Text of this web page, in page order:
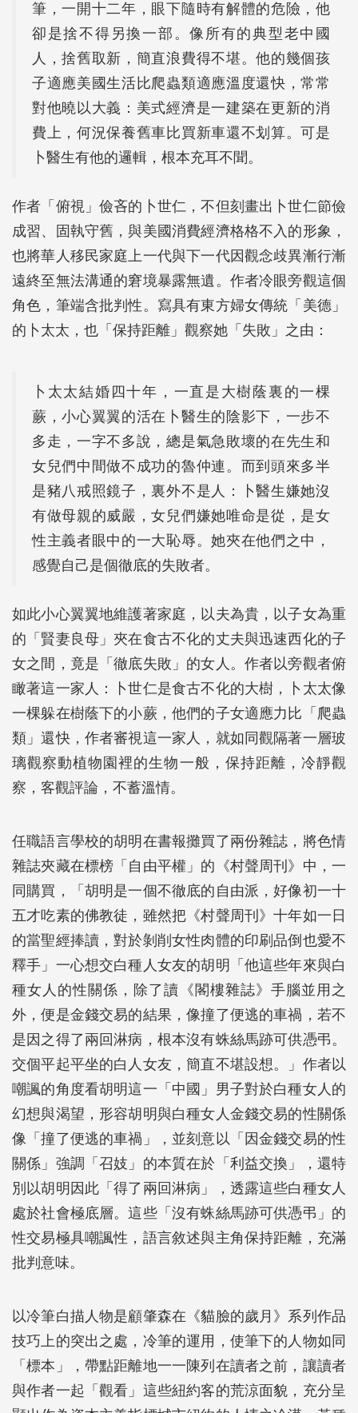
筆，一開十二年，眼下隨時有解體的危險，他
卻是捨不得另換一部。像所有的典型老中國
人，捨舊取新，簡直浪費得不堪。他的幾個孩
子適應美國生活比爬蟲類適應溫度還快，常常
對他曉以大義：美式經濟是一建築在更新的消
費上，何況保養舊車比買新車還不划算。可是
卜醫生有他的邏輯，根本充耳不聞。
作者「俯視」儉吝的卜世仁，不但刻畫出卜世仁節儉
成習、固執守舊，與美國消費經濟格格不入的形象，
也將華人移民家庭上一代與下一代因觀念歧異漸行漸
遠終至無法溝通的窘境暴露無遺。作者冷眼旁觀這個
角色，筆端含批判性。寫具有東方婦女傳統「美德」
的卜太太，也「保持距離」觀察她「失敗」之由：
卜太太結婚四十年，一直是大樹蔭裏的一棵
蕨，小心翼翼的活在卜醫生的陰影下，一步不
多走，一字不多說，總是氣急敗壞的在先生和
女兒們中間做不成功的魯仲連。而到頭來多半
是豬八戒照鏡子，裏外不是人：卜醫生嫌她沒
有做母親的威嚴，女兒們嫌她唯命是從，是女
性主義者眼中的一大恥辱。她夾在他們之中，
感覺自己是個徹底的失敗者。
如此小心翼翼地維護著家庭，以夫為貴，以子女為重
的「賢妻良母」夾在食古不化的丈夫與迅速西化的子
女之間，竟是「徹底失敗」的女人。作者以旁觀者俯
瞰著這一家人：卜世仁是食古不化的大樹，卜太太像
一棵躲在樹蔭下的小蕨，他們的子女適應力比「爬蟲
類」還快，作者審視這一家人，就如同觀隔著一層玻
璃觀察動植物園裡的生物一般，保持距離，冷靜觀
察，客觀評論，不蓄溫情。
任職語言學校的胡明在書報攤買了兩份雜誌，將色情
雜誌夾藏在標榜「自由平權」的《村聲周刊》中，一
同購買，「胡明是一個不徹底的自由派，好像初一十
五才吃素的佛教徒，雖然把《村聲周刊》十年如一日
的當聖經捧讀，對於剝削女性肉體的印刷品倒也愛不
釋手」一心想交白種人女友的胡明「他這些年來與白
種女人的性關係，除了讀《閣樓雜誌》手腦並用之
外，便是金錢交易的結果，像撞了便逃的車禍，若不
是因之得了兩回淋病，根本沒有蛛絲馬跡可供憑弔。
交個平起平坐的白人女友，簡直不堪設想。」作者以
嘲諷的角度看胡明這一「中國」男子對於白種女人的
幻想與渴望，形容胡明與白種女人金錢交易的性關係
像「撞了便逃的車禍」，並刻意以「因金錢交易的性
關係」強調「召妓」的本質在於「利益交換」，還特
別以胡明因此「得了兩回淋病」，透露這些白種女人
處於社會極底層。這些「沒有蛛絲馬跡可供憑弔」的
性交易極具嘲諷性，語言敘述與主角保持距離，充滿
批判意味。
以冷筆白描人物是顧肇森在《貓臉的歲月》系列作品
技巧上的突出之處，冷筆的運用，使筆下的人物如同
「標本」，帶點距離地一一陳列在讀者之前，讓讀者
與作者一起「觀看」這些紐約客的荒涼面貌，充分呈